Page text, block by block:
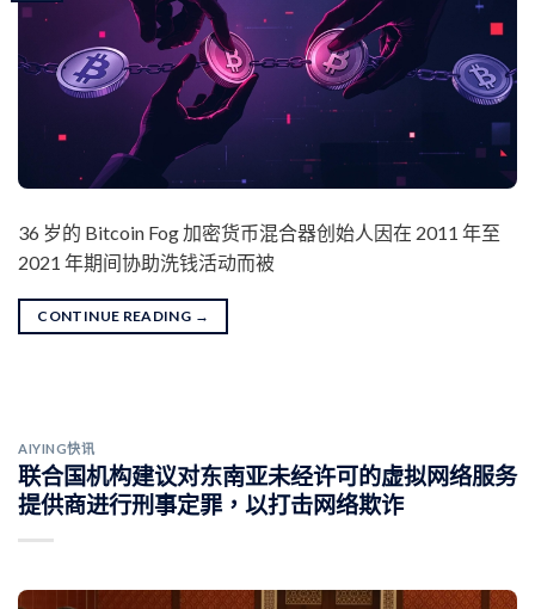
36 岁的 Bitcoin Fog 加密货币混合器创始人因在 2011 年至
2021 年期间协助洗钱活动而被
CONTINUE READING →
AIYING快讯
联合国机构建议对东南亚未经许可的虚拟网络服务
提供商进行刑事定罪，以打击网络欺诈